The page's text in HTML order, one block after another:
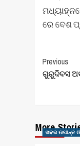
ରେ ବେଶ
Post
Previous
ଗୁରୁଦିବସ
Moreଖବର ଉପାନ୍ତ